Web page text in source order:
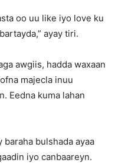
oo uu like iyo love ku
ayay tiri.
awgiis, hadda waxaan
majecla inuu
Eedna kuma lahan
baraha bulshada ayaa
iyo canbaareyn.